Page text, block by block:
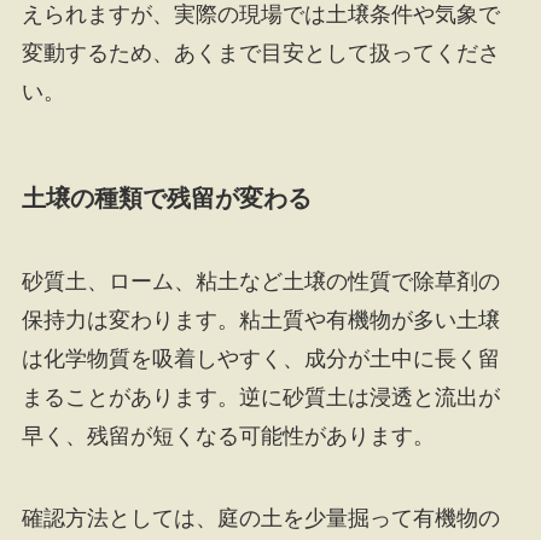
えられますが、実際の現場では土壌条件や気象で
変動するため、あくまで目安として扱ってくださ
い。
土壌の種類で残留が変わる
砂質土、ローム、粘土など土壌の性質で除草剤の
保持力は変わります。粘土質や有機物が多い土壌
は化学物質を吸着しやすく、成分が土中に長く留
まることがあります。逆に砂質土は浸透と流出が
早く、残留が短くなる可能性があります。
確認方法としては、庭の土を少量掘って有機物の